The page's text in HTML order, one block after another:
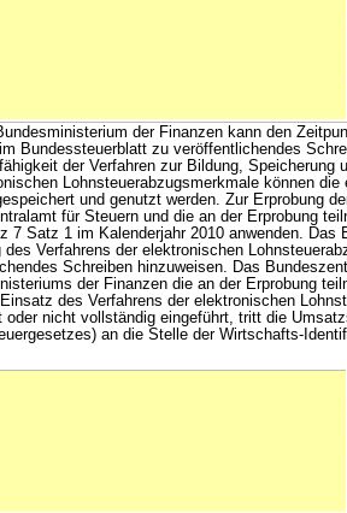
der Finanzen kann den
Bundessteuerblatt zu veröffentlichendes
der Verfahren zur Bildung,
Lohnsteuerabzugsmerkmale können
und genutzt werden. Zur Erprobung
für Steuern und die an der Erprobung
7 Satz 1 im Kalenderjahr 2010 anwenden.
des Verfahrens der elektronischen
Schreiben hinzuweisen. Das
der Finanzen die an der Erprobung
des Verfahrens der elektronischen
oder nicht vollständig eingeführt, tritt die
an die Stelle der Wirtschafts-